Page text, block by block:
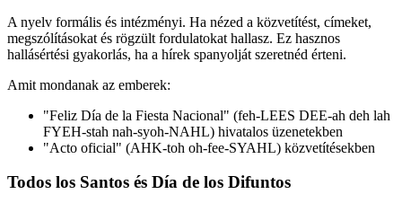
A nyelv formális és intézményi. Ha nézed a közvetítést, címeket,
megszólításokat és rögzült fordulatokat hallasz. Ez hasznos
hallásértési gyakorlás, ha a hírek spanyolját szeretnéd érteni.
Amit mondanak az emberek:
"Feliz Día de la Fiesta Nacional" (feh-LEES DEE-ah deh lah
FYEH-stah nah-syoh-NAHL) hivatalos üzenetekben
"Acto oficial" (AHK-toh oh-fee-SYAHL) közvetítésekben
Todos los Santos és Día de los Difuntos